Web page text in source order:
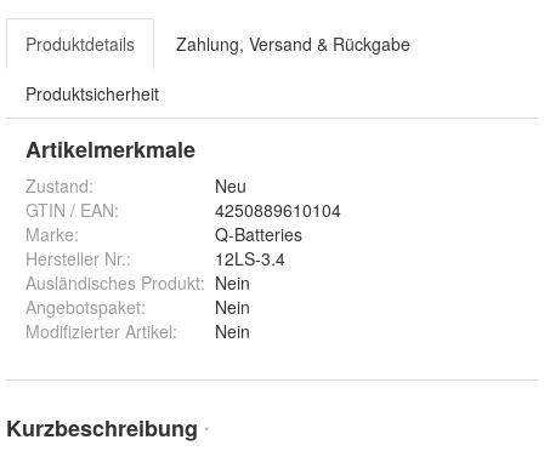
Produktdetails Zahlung, Versand & Rückgabe
Produktsicherheit
Artikelmerkmale
Zustand:
Neu
GTIN / EAN:
4250889610104
Marke:
Q-Batteries
Hersteller Nr.:
12LS-3.4
Ausländisches Produkt: Nein
Angebotspaket:
Nein
Modifizierter Artikel: Nein
Kurzbeschreibung *